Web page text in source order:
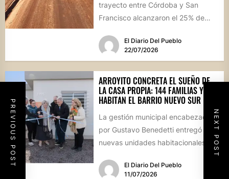
PREVIOUS POST NEXT POST
trayecto entre Córdoba y San
Francisco alcanzaron el 25% de
dividida...El Diario Del Pueblo
22/07/2026
ARROYITO CONCRETA EL SUEÑO DE
LA CASA PROPIA: 144 FAMILIAS YA
HABITAN EL BARRIO NUEVO SUR
La gestión municipal encabezada
por Gustavo Benedetti entregó 13
nuevas unidades habitacionales,
transformado en...
El Diario Del Pueblo
11/07/2026